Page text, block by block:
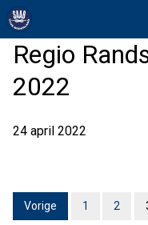
Regio
2022
24 april 2022
Vorige 1 2